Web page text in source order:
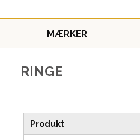
MÆRKER
RINGE
Produkt